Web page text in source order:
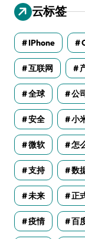
云标签
IPhone
互联网
全球 公
安全 小
微软 怎
支持 数
未来 正
疫情 百